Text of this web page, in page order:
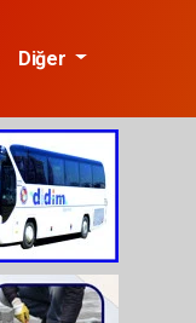
Diğer